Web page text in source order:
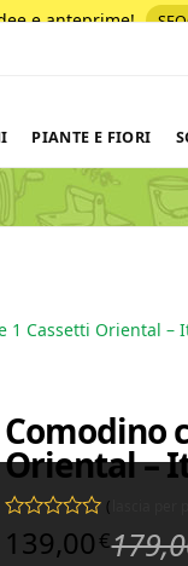
e anteprime!
PIANTE E FIORI
1 Cassetti Oriental –
Comodino
Oriental –
Valutato0 su 5
(
139,00 €